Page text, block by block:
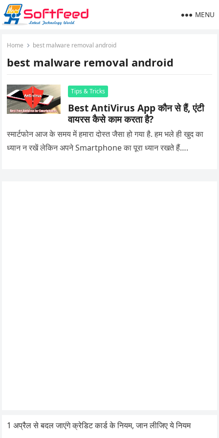
MENU
Home best malware removal android
best malware removal android
Tips & Tricks
Best AntiVirus App कौन से हैं, एंटी
वायरस कैसे काम करता है?
स्मार्टफोन आज के समय में हमारा दोस्त जैसा हो गया है. हम भले ही खुद का
ध्यान न रखें लेकिन अपने Smartphone का पूरा ध्यान रखते हैं….
1 अप्रैल से बदल जाएंगे क्रेडिट कार्ड के नियम, जान लीजिए ये नियम